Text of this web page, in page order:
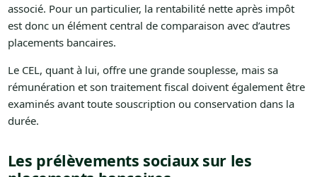
associé. Pour un particulier, la rentabilité nette après impôt
est donc un élément central de comparaison avec d’autres
placements bancaires.
Le CEL, quant à lui, offre une grande souplesse, mais sa
rémunération et son traitement fiscal doivent également être
examinés avant toute souscription ou conservation dans la
durée.
Les prélèvements sociaux sur les